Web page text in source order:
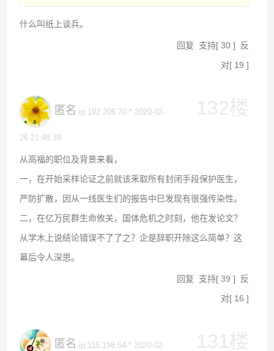
什么叫纸上谈兵。
回复 支持[ 30]
反
对[ 19]
匿名 ip:192.206.70.* 2020-02-
26 21:48:39
从高福的职位及背景来看，
一，在开始采样论证之前就该釆取所有封闭手段保护医生，
严防扩散，因从一线医生们的报告中巳发现有很强传染性。
二，在亿万民群生命攸关，国体危机之时刻，他在发论文？
从学木上说结论错误不了了之？企是辞职开除这么简单？这
幕后令人深思。
回复 支持[ 39]
反
对[ 16]
匿名 ip:115.198.54.* 2020-02-